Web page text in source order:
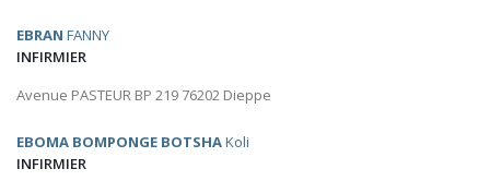
EBRAN FANNY
INFIRMIER
Avenue PASTEUR BP 219 76202 Dieppe
EBOMA BOMPONGE BOTSHAKoli
INFIRMIER